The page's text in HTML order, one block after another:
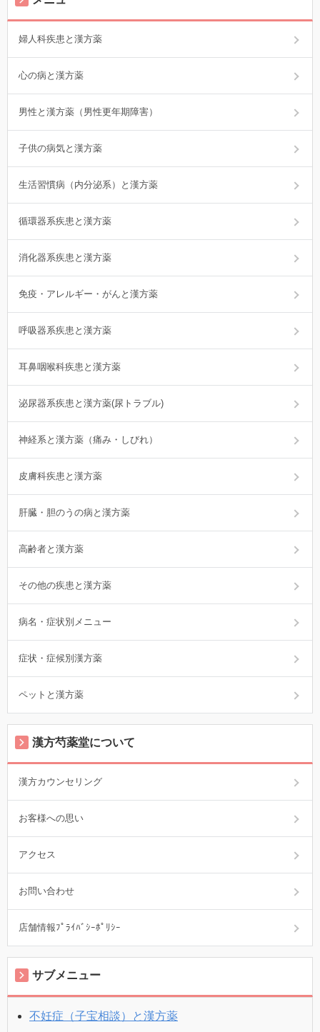
婦人科疾患と漢方薬
心の病と漢方薬
男性と漢方薬（男性更年期障害）
子供の病気と漢方薬
生活習慣病（内分泌系）と漢方薬
循環器系疾患と漢方薬
消化器系疾患と漢方薬
免疫・アレルギー・がんと漢方薬
呼吸器系疾患と漢方薬
耳鼻咽喉科疾患と漢方薬
泌尿器系疾患と漢方薬(尿トラブル)
神経系と漢方薬（痛み・しびれ）
皮膚科疾患と漢方薬
肝臓・胆のうの病と漢方薬
高齢者と漢方薬
その他の疾患と漢方薬
病名・症状別メニュー
症状・症候別漢方薬
ペットと漢方薬
漢方芍薬堂について
漢方カウンセリング
お客様への思い
アクセス
お問い合わせ
店舗情報ﾌﾟﾗｲﾊﾞｼｰﾎﾟﾘｼｰ
サブメニュー
不妊症（子宝相談）と漢方薬